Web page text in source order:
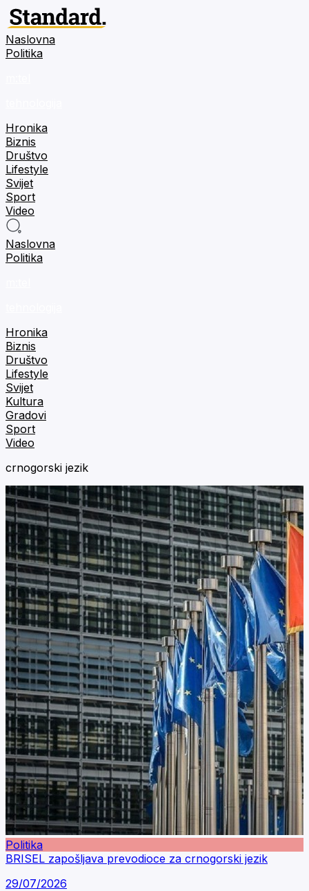
Naslovna
Politika
Hronika
Biznis
Društvo
Lifestyle
Svijet
Sport
Video
Naslovna
Politika
Hronika
Biznis
Društvo
Lifestyle
Svijet
Kultura
Gradovi
Sport
Video
crnogorski jezik
Politika
BRISEL zapošljava prevodioce za crnogorski jezik
29/07/2026